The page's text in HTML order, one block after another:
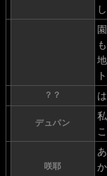
？？
デュパン
咲耶